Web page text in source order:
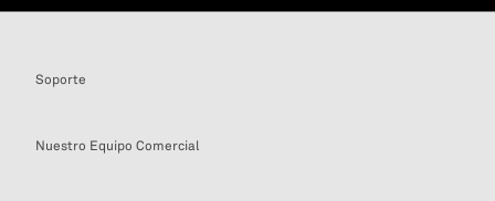
Soporte
Nuestro Equipo Comercial